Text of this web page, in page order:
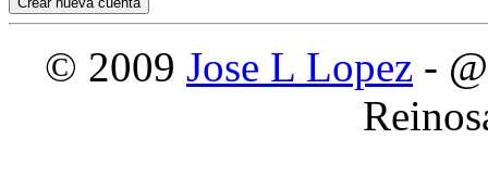
© 2009 Jose L Lopez -